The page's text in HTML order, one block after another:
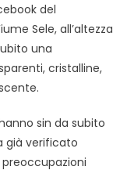
del
Sele, all’altezza
una
cristalline,
sin da subito
già verificato